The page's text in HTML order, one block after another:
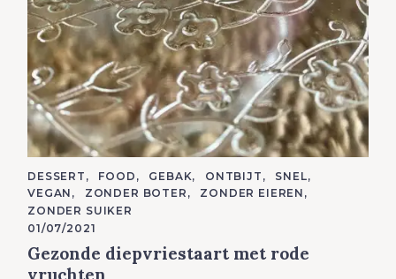
C
A
T
E
G
O
R
I
DESSERT FOOD GEBAK ONTBIJT
SNEL
VEGAN
ZONDER BOTER
ZONDER EIEREN
ZONDER SUIKER
01/07/2021
Gezonde diepvriestaart met rode
vruchten